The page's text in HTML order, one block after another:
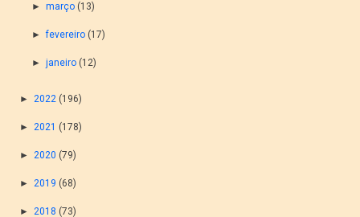
► março (13)
►fevereiro (17)
► janeiro (12)
►2022 (196)
►2021 (178)
►2020 (79)
►2019 (68)
►2018 (73)